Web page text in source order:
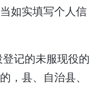
如实填写个人信
记的未服现役的
，县、自治县、